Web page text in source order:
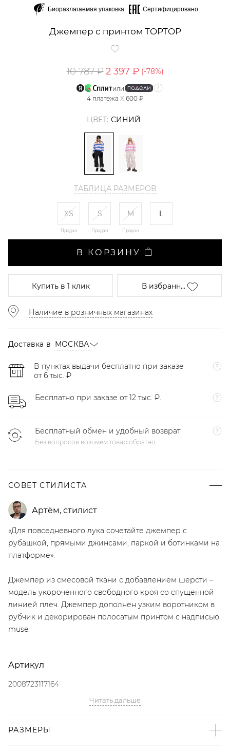
Биоразлагаемая упаковка Сертифицировано
Джемпер с принтом TOPTOP
10 787 ₽ 2 397 ₽ (-78%)
или
4 платежа X 600 ₽
ЦВЕТ: СИНИЙ
ТАБЛИЦА РАЗМЕРОВ
XS
Продан
S
Продан
M
Продан
L
В КОРЗИНУ
Купитьв 1 клик В избранн...
Наличие в розничных магазинах
Доставка в МОСКВА
В пунктах выдачи бесплатно при заказе
от 6 тыс. ₽
Бесплатно при заказе от 12 тыс. ₽.
Бесплатный обмен и удобный возврат
Без вопросов возьмем товар обратно
СОВЕТ СТИЛИСТА
Артём, стилист
«Для повседневного лука сочетайте джемпер с
рубашкой, прямыми джинсами, паркой и ботинками на
платформе».
Джемпер из смесовой ткани с добавлением шерсти –
модель укороченного свободного кроя со спущенной
линией плеч. Джемпер дополнен узким воротником в
рубчик и декорирован полосатым принтом с надписью
muse.
Артикул
2008723117164
– Дизайн: Санкт-Петербург, Россия;
– Свободный укороченный крой со спущенной линией
Читать дальше
РАЗМЕРЫ